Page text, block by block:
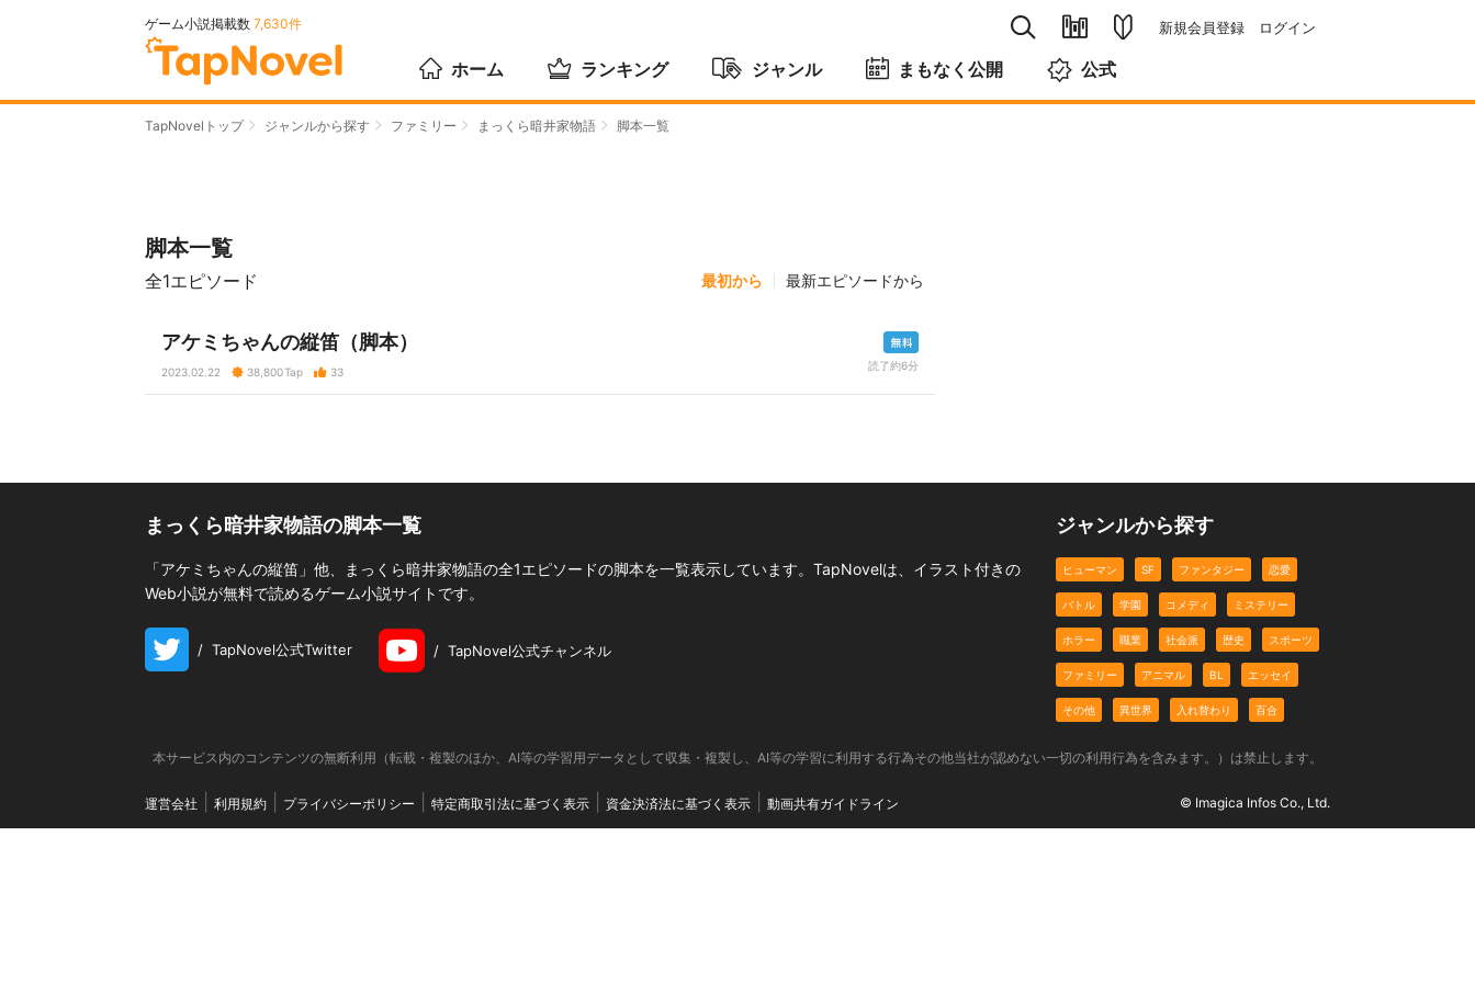
ゲーム小説掲載数 7,630件 新規会員登録 ログイン
ホーム ランキング ジャンル まもなく公開 公式
TapNovelトップ ジャンルから探す ファミリー まっくら暗井家物語 脚本一覧
脚本一覧
全1エピソード 最初から 最新エピソードから
アケミちゃんの縦笛（脚本）
2023.02.22 38,800Tap 33
読了約6分
まっくら暗井家物語の脚本一覧
「アケミちゃんの縦笛」他、まっくら暗井家物語の全1エピソードの脚本を一覧表示しています。TapNovelは、イラスト付きの
Web小説が無料で読めるゲーム小説サイトです。
/ TapNovel公式Twitter / TapNovel公式チャンネル
ジャンルから探す
ヒューマン SF ファンタジー 恋愛
バトル 学園 コメディ ミステリー
ホラー 職業 社会派 歴史 スポーツ
ファミリー アニマル BL エッセイ
その他 異世界 入れ替わり 百合
本サービス内のコンテンツの無断利用（転載・複製のほか、AI等の学習用データとして収集・複製し、AI等の学習に利用する行為その他当社が認めない一切の利用行為を含みます。）は禁止します。
運営会社 利用規約 プライバシーポリシー 特定商取引法に基づく表示 資金決済法に基づく表示 動画共有ガイドライン © Imagica Infos Co., Ltd.